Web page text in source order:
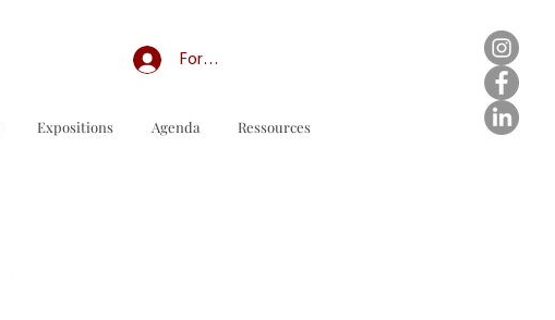
Forum professionnel/My Groups
Expositions Agenda Ressources